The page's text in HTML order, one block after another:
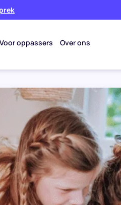
Voor oppassers Over ons